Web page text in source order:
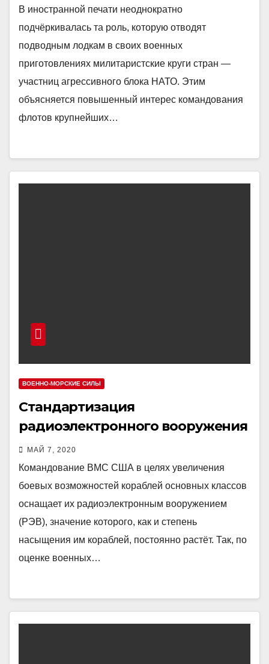
В иностранной печати неоднократно
подчёркивалась та роль, которую отводят
подводным лодкам в своих военных
приготовлениях милитаристские круги стран —
участниц агрессивного блока НАТО. Этим
объясняется повышенный интерес командования
флотов крупнейших…
ВОЕННО-МОРСКИЕ СИЛЫ
Стандартизация
радиоэлектронного вооружения
в ВМС США
МАЙ 7, 2020
Командование ВМС США в целях увеличения
боевых возможностей кораблей основных классов
оснащает их радиоэлектронным вооружением
(РЭВ), значение которого, как и степень
насыщения им кораблей, постоянно растёт. Так, по
оценке военных…